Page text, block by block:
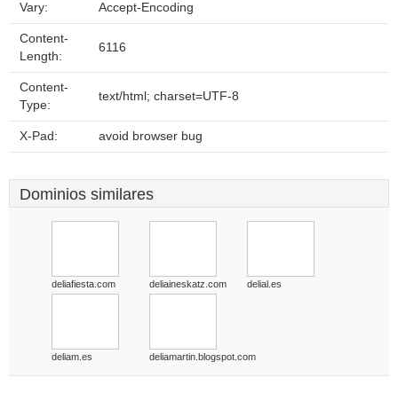
Vary: Accept-Encoding
Content-
Length:
6116
Content-
Type:
text/html; charset=UTF-8
X-Pad: avoid browser bug
Dominios similares
deliafiesta.com deliaineskatz.com delial.es
deliam.es deliamartin.blogspot.com